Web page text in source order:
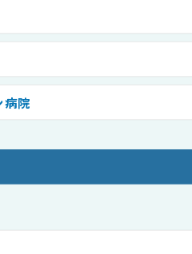
院